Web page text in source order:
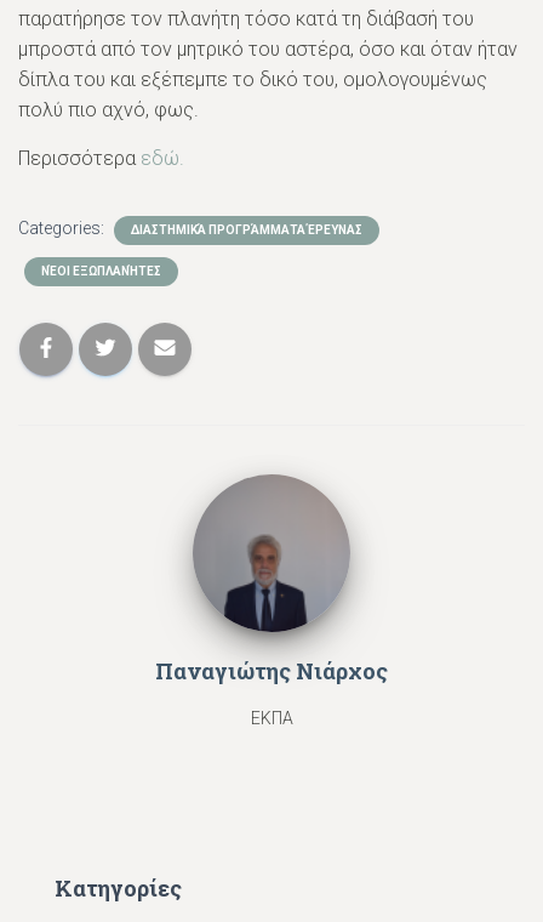
παρατήρησε τον πλανήτη τόσο κατά τη διάβασή του
μπροστά από τον μητρικό του αστέρα, όσο και όταν ήταν
δίπλα του και εξέπεμπε το δικό του, ομολογουμένως
πολύ πιο αχνό, φως.
Περισσότερα εδώ.
Categories: ΔΙΑΣΤΗΜΙΚΆ ΠΡΟΓΡΆΜΜΑΤΑ ΈΡΕΥΝΑΣ
ΝΈΟΙ ΕΞΩΠΛΑΝΉΤΕΣ
Παναγιώτης Νιάρχος
ΕΚΠΑ
Κατηγορίες